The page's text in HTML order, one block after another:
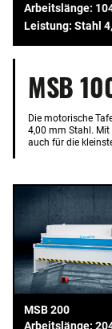
Arbeitslänge:
Leistung: Stahl
MSB
Die motorische
4,00 mm Stahl.
auch für die
MSB 200
Arbeitslänge: